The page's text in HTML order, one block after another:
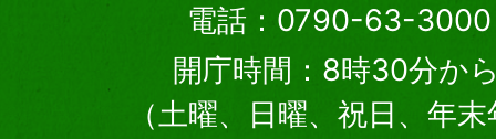
電話：0790-63-3000
開庁時間：8時30分か
（土曜、日曜、祝日、年